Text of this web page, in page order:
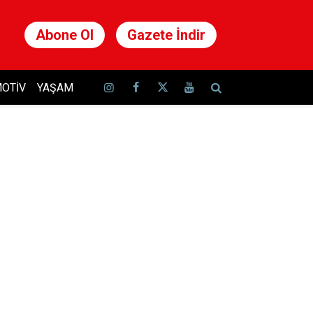
Abone Ol Gazete İndir
YAŞAM